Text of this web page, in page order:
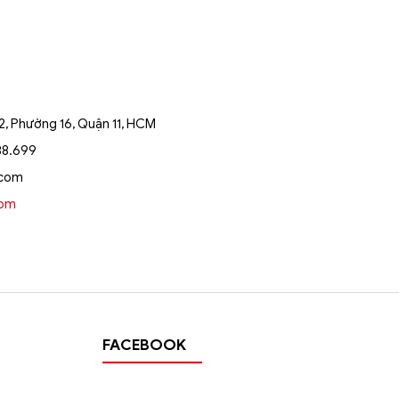
16, Quận 11, HCM
FACEBOOK